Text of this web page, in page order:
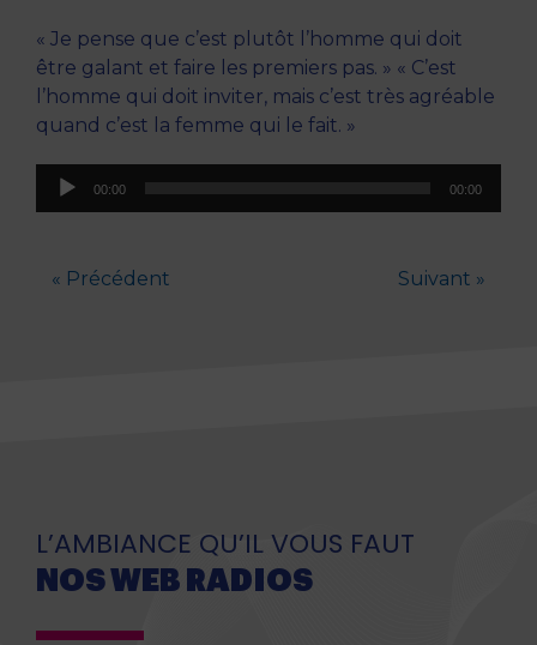
« Je pense que c’est plutôt l’homme qui doit
être galant et faire les premiers pas. » « C’est
l’homme qui doit inviter, mais c’est très agréable
quand c’est la femme qui le fait. »
Lecteur
00:00 00:00
« Précédent Suivant »
L’AMBIANCE QU’IL VOUS FAUT
NOS WEB RADIOS